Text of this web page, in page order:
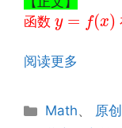
函数 y = f(x)
y=f x)
阅读更多
分
Math、 原创